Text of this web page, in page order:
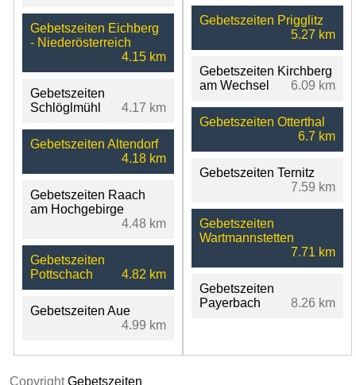
Gebetszeiten Eichberg
- Niederösterreich
4.15 km
Gebetszeiten
Schlöglmühl
4.17 km
Gebetszeiten Altendorf
4.18 km
Gebetszeiten Raach
am Hochgebirge
4.48 km
Gebetszeiten
Pottschach
4.82 km
Gebetszeiten Aue
4.99 km
Gebetszeiten Prigglitz
5.27 km
Gebetszeiten Kirchberg
am Wechsel
6.09 km
Gebetszeiten Otterthal
6.7 km
Gebetszeiten Ternitz
7.59 km
Gebetszeiten
Wartmannstetten
7.71 km
Gebetszeiten
Payerbach
8.26 km
CopyrightGebetszeiten